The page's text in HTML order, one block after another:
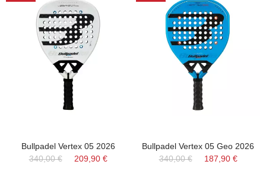
Bullpadel Vertex 05 2026
340,00 €
209,90 €
Bullpadel Vertex 05 Geo 2026
340,00 €
187,90 €